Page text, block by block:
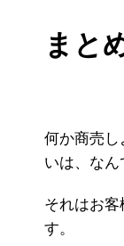
まと
何か商売し
いは、なん
それはお
す。